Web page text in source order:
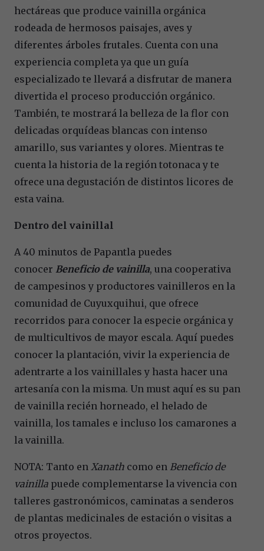
hectáreas que produce vainilla orgánica
rodeada de hermosos paisajes, aves y
diferentes árboles frutales. Cuenta con una
experiencia completa ya que un guía
especializado te llevará a disfrutar de manera
divertida el proceso producción orgánico.
También, te mostrará la belleza de la flor con
delicadas orquídeas blancas con intenso
amarillo, sus variantes y olores. Mientras te
cuenta la historia de la región totonaca y te
ofrece una degustación de distintos licores de
esta vaina.
Dentro del vainillal
A 40 minutos de Papantla puedes
conocer Beneficio de vainilla, una cooperativa
de campesinos y productores vainilleros en la
comunidad de Cuyuxquihui, que ofrece
recorridos para conocer la especie orgánica y
de multicultivos de mayor escala. Aquí puedes
conocer la plantación, vivir la experiencia de
adentrarte a los vainillales y hasta hacer una
artesanía con la misma. Un must aquí es su pan
de vainilla recién horneado, el helado de
vainilla, los tamales e incluso los camarones a
la vainilla.
NOTA: Tanto en Xanath como en Beneficio de
vainilla puede complementarse la vivencia con
talleres gastronómicos, caminatas a senderos
de plantas medicinales de estación o visitas a
otros proyectos.